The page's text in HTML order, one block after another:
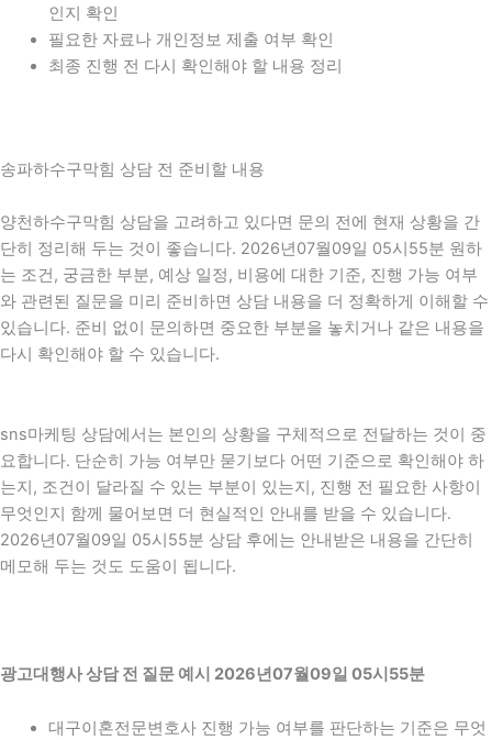
인지 확인
필요한 자료나 개인정보 제출 여부 확인
최종 진행 전 다시 확인해야 할 내용 정리
송파하수구막힘 상담 전 준비할 내용
양천하수구막힘 상담을 고려하고 있다면 문의 전에 현재 상황을 간
단히 정리해 두는 것이 좋습니다. 2026년07월09일 05시55분 원하
는 조건, 궁금한 부분, 예상 일정, 비용에 대한 기준, 진행 가능 여부
와 관련된 질문을 미리 준비하면 상담 내용을 더 정확하게 이해할 수
있습니다. 준비 없이 문의하면 중요한 부분을 놓치거나 같은 내용을
다시 확인해야 할 수 있습니다.
sns마케팅 상담에서는 본인의 상황을 구체적으로 전달하는 것이 중
요합니다. 단순히 가능 여부만 묻기보다 어떤 기준으로 확인해야 하
는지, 조건이 달라질 수 있는 부분이 있는지, 진행 전 필요한 사항이
무엇인지 함께 물어보면 더 현실적인 안내를 받을 수 있습니다.
2026년07월09일 05시55분 상담 후에는 안내받은 내용을 간단히
메모해 두는 것도 도움이 됩니다.
광고대행사 상담 전 질문 예시 2026년07월09일 05시55분
대구이혼전문변호사 진행 가능 여부를 판단하는 기준은 무엇